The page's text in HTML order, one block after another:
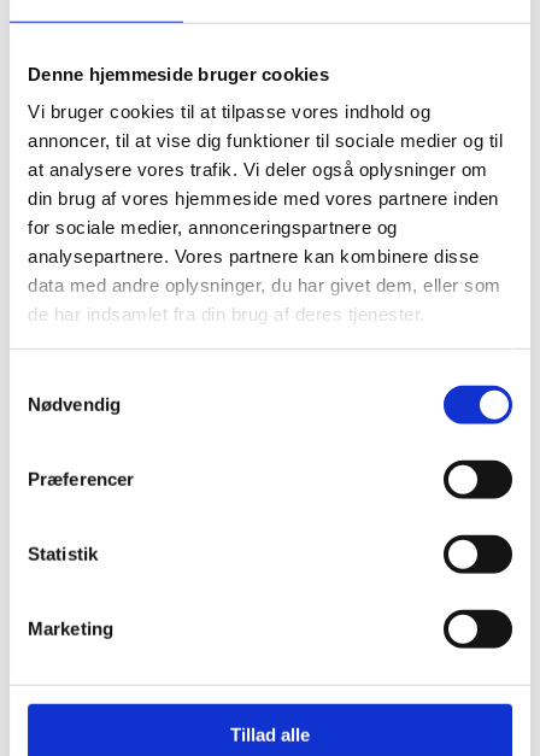
Denne hjemmeside bruger cookies
Vi bruger cookies til at tilpasse vores indhold og
annoncer, til at vise dig funktioner til sociale medier og til
at analysere vores trafik. Vi deler også oplysninger om
din brug af vores hjemmeside med vores partnere inden
for sociale medier, annonceringspartnere og
analysepartnere. Vores partnere kan kombinere disse
data med andre oplysninger, du har givet dem, eller som
de har indsamlet fra din brug af deres tjenester.
Nødvendig
Præferencer
Statistik
Marketing
Tillad alle
Læs mere om tandeftersyn